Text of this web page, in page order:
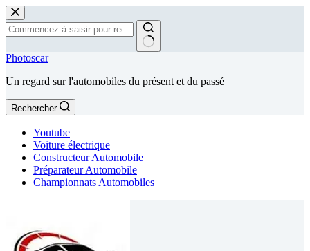
Passer
au
contenu
Aucun
Photoscar
Un regard sur l'automobiles du présent et du passé
Rechercher
Youtube
Voiture électrique
Constructeur Automobile
Préparateur Automobile
Championnats Automobiles